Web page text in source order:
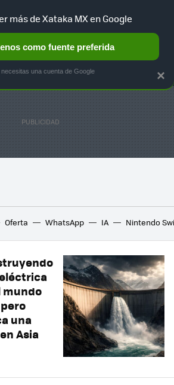
HOME AUTO TERRITORIO
Oferta WhatsApp IA Nintendo
mundo
una
Asia
×
más de Xataka MX en Google
como fuente preferida
necesitas una cuenta de Google